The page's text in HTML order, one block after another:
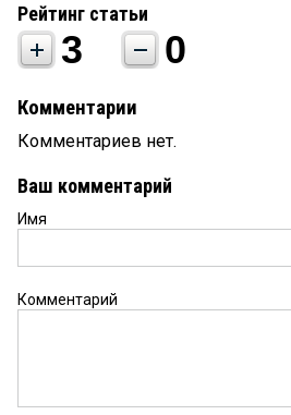
Рейтинг статьи
3 0
Комментарии
Комментариев нет.
Ваш комментарий
Имя
Комментарий